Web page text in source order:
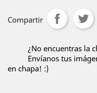
Compartir
¿No encuentras la
Envíanos tus
en chapa! :)